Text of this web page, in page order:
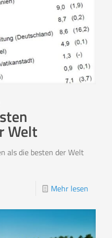
Welt
als die besten der Welt
Mehr lesen